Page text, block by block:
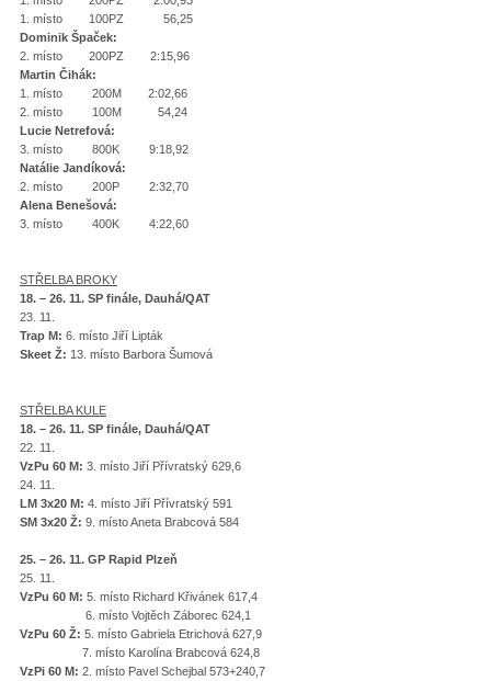
1. místo 100PZ 56,25
Dominik Špaček:
2. místo 200PZ 2:15,96
Martin Čihák:
1. místo 200M 2:02,66
2. místo 100M 54,24
Lucie Netrefová:
3. místo 800K 9:18,92
Natálie Jandíková:
2. místo 200P 2:32,70
Alena Benešová:
3. místo 400K 4:22,60
STŘELBA BROKY
18. – 26. 11. SP finále, Dauhá/QAT
23. 11.
Trap M: 6. místo Jiří Lipták
Skeet Ž: 13. místo Barbora Šumová
STŘELBA KULE
18. – 26. 11. SP finále, Dauhá/QAT
22. 11.
VzPu 60 M: 3. místo Jiří Přívratský 629,6
24. 11.
LM 3x20 M: 4. místo Jiří Přívratský 591
SM 3x20 Ž: 9. místo Aneta Brabcová 584
25. – 26. 11. GP Rapid Plzeň
25. 11.
VzPu 60 M: 5. místo Richard Křivánek 617,4
6. místo Vojtěch Záborec 624,1
VzPu 60 Ž: 5. místo Gabriela Etrichová 627,9
7. místo Karolína Brabcová 624,8
VzPi 60 M: 2. místo Pavel Schejbal 573+240,7